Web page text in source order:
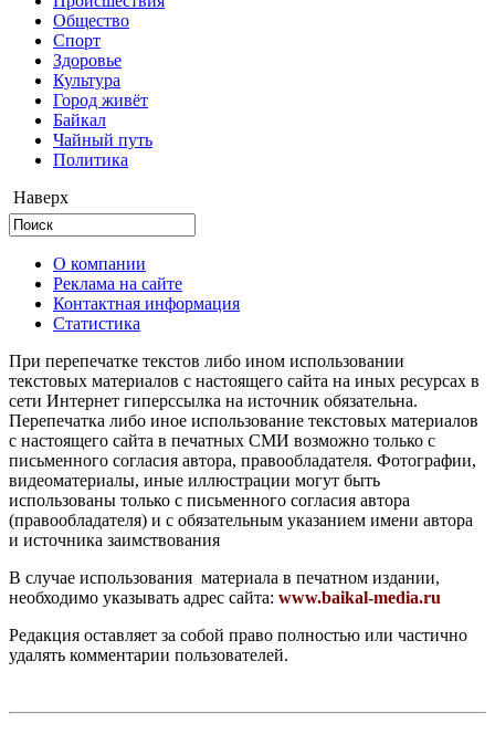
Общество
Cпорт
Здоровье
Культура
Город живёт
Байкал
Чайный путь
Политика
Наверх
О компании
Реклама на сайте
Контактная информация
Статистика
При перепечатке текстов либо ином использовании
текстовых материалов с настоящего сайта на иных ресурсах в
сети Интернет гиперссылка на источник обязательна.
Перепечатка либо иное использование текстовых материалов
с настоящего сайта в печатных СМИ возможно только с
письменного согласия автора, правообладателя. Фотографии,
видеоматериалы, иные иллюстрации могут быть
использованы только с письменного согласия автора
(правообладателя) и с обязательным указанием имени автора
и источника заимствования
В случае использования материала в печатном издании,
необходимо указывать адрес сайта: www.baikal-media.ru
Редакция оставляет за собой право полностью или частично
удалять комментарии пользователей.